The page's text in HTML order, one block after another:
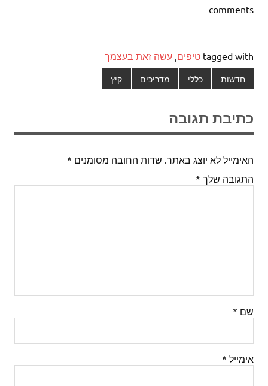
comments
tagged with טיפים, עשה זאת בעצמך
חדשות כללי מדריכים קיץ
כתיבת תגובה
האימייל לא יוצג באתר. שדות החובה מסומנים *
התגובה שלך *
שם *
אימייל *